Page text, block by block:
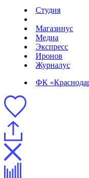
Студия
Магазинус
Медиа
Экспресс
Иронов
Журналус
ФК